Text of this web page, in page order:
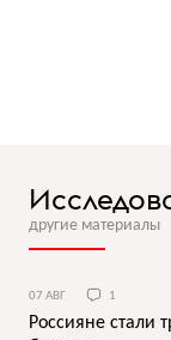
другие материалы
07 АВГ 1
Россияне стали